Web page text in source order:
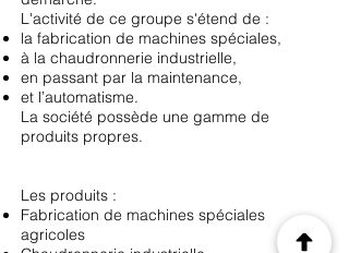
L'activité de ce groupe s'étend de :
la fabrication de machines spéciales,
à la chaudronnerie industrielle,
en passant par la maintenance,
et l’automatisme.
La société possède une gamme de
produits propres.
Les produits :
Fabrication de machines spéciales
agricoles